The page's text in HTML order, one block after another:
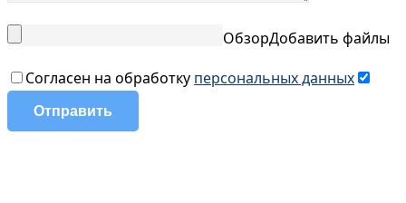
ОбзорДобавить файлы
Согласен на обработку персональных данных